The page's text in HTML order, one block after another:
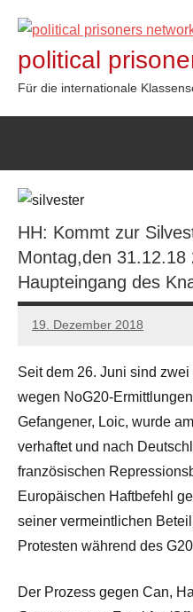
Inhalt
springen
political
Für die internationale
HH: Kommt zur
Montag,den 31.12.18
Haupteingang des
19. Dezember 2018
admin
Seit dem 26. Juni sind
wegen NoG20-
Gefangener, Loic, wurde
verhaftet und nach
französischen
Europäischen Haftbefehl
seiner vermeintlichen
Protesten während des
Der Prozess gegen Can,